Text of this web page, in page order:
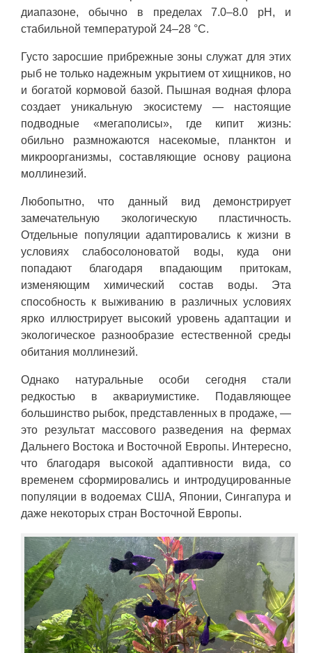
диапазоне, обычно в пределах 7.0–8.0 pH, и
стабильной температурой 24–28 °C.
Густо заросшие прибрежные зоны служат для этих
рыб не только надежным укрытием от хищников, но
и богатой кормовой базой. Пышная водная флора
создает уникальную экосистему — настоящие
подводные «мегаполисы», где кипит жизнь:
обильно размножаются насекомые, планктон и
микроорганизмы, составляющие основу рациона
моллинезий.
Любопытно, что данный вид демонстрирует
замечательную экологическую пластичность.
Отдельные популяции адаптировались к жизни в
условиях слабосолоноватой воды, куда они
попадают благодаря впадающим притокам,
изменяющим химический состав воды. Эта
способность к выживанию в различных условиях
ярко иллюстрирует высокий уровень адаптации и
экологическое разнообразие естественной среды
обитания моллинезий.
Однако натуральные особи сегодня стали
редкостью в аквариумистике. Подавляющее
большинство рыбок, представленных в продаже, —
это результат массового разведения на фермах
Дальнего Востока и Восточной Европы. Интересно,
что благодаря высокой адаптивности вида, со
временем сформировались и интродуцированные
популяции в водоемах США, Японии, Сингапура и
даже некоторых стран Восточной Европы.